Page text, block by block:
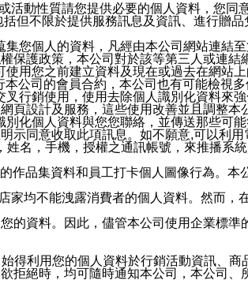
動性質請您提供必要的個人資料，您同
但不限於提供服務訊息及資訊、進行贈
您個人的資料，凡經由本公司網站連結
護政策，本公司對於該等第三人或連結
用您之前建立資料及現在或過去在網站
公司的會員合約，本公司也有可能檢視多
行銷使用，使用去除個人識別化資料來
設計及服務，這些使用改善並且調整本
化個人資料與您您聯絡，並傳送那些可
同意收取此項訊息。如不願意,可以利用
名，手機，授權之通訊帳號，來推播系
品集資料和員工打卡個人圖像行為。本
均不能洩露消費者的個人資料。然而，
資料。因此，儘管本公司使用企業標
利用您的個人資料於行銷活動資訊、商
絕時，均可隨時通知本公司，本公司